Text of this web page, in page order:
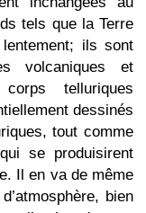
tels que la Terre
ils sont
volcaniques et
telluriques
dessinés
tout comme
se produisirent
Il en va de même
bien